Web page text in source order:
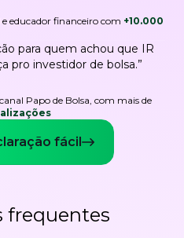
educador financeiro com +10.000
para quem achou que IR
pro investidor de bolsa.”
Papo de Bolsa, com mais de
fácil
frequentes